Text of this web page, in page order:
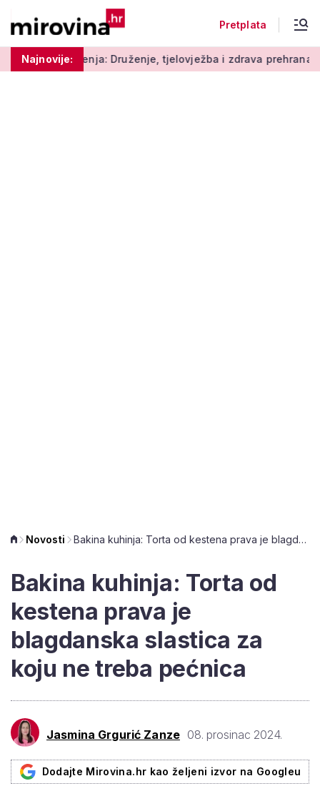
Pretplata
Najnovije:
Druženje, tjelovježba i zdrava prehrana za umirovljenike
Novosti Bakina kuhinja: Torta od kestena prava je blagdanska slastica za koju ne treba pećnica
Bakina kuhinja: Torta od
kestena prava je
blagdanska slastica za
koju ne treba pećnica
Jasmina Grgurić Zanze 08. prosinac 2024.
Dodajte Mirovina.hr kao željeni izvor na Googleu